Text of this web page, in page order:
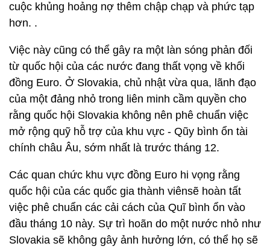
cuộc khủng hoảng nợ thêm chập chạp và phức tạp
hơn. .
Việc này cũng có thể gây ra một làn sóng phản đối
từ quốc hội của các nước đang thất vọng về khối
đồng Euro. Ở Slovakia, chủ nhật vừa qua, lãnh đạo
của một đảng nhỏ trong liên minh cầm quyền cho
rằng quốc hội Slovakia không nên phê chuẩn việc
mở rộng quỹ hỗ trợ của khu vực - Qũy bình ổn tài
chính châu Âu, sớm nhất là trước tháng 12.
Các quan chức khu vực đồng Euro hi vọng rằng
quốc hội của các quốc gia thành viênsẽ hoàn tất
việc phê chuẩn các cải cách của Quĩ bình ổn vào
đầu tháng 10 này. Sự trì hoãn do một nước nhỏ như
Slovakia sẽ không gây ảnh hưởng lớn, có thể họ sẽ